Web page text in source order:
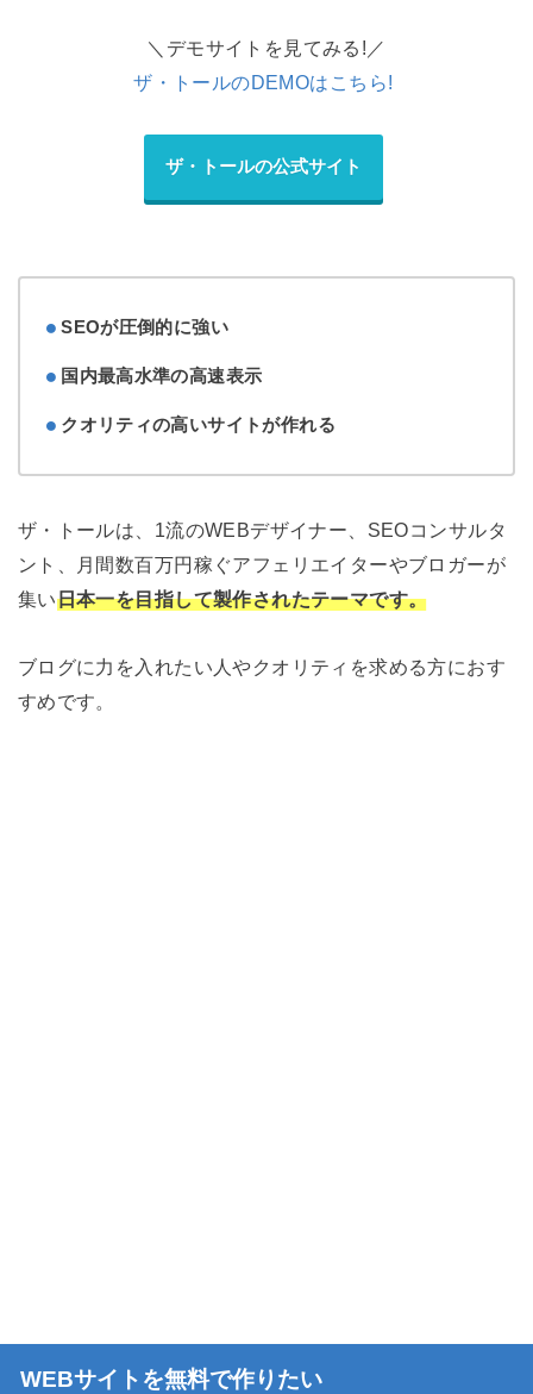
＼デモサイトを見てみる!／
ザ・トールのDEMOはこちら!
ザ・トールの公式サイト
SEOが圧倒的に強い
国内最高水準の高速表示
クオリティの高いサイトが作れる
ザ・トールは、1流のWEBデザイナー、SEOコンサルタ
ント、月間数百万円稼ぐアフェリエイターやブロガーが
集い日本一を目指して製作されたテーマです。
ブログに力を入れたい人やクオリティを求める方におす
すめです。
WEBサイトを無料で作りたい